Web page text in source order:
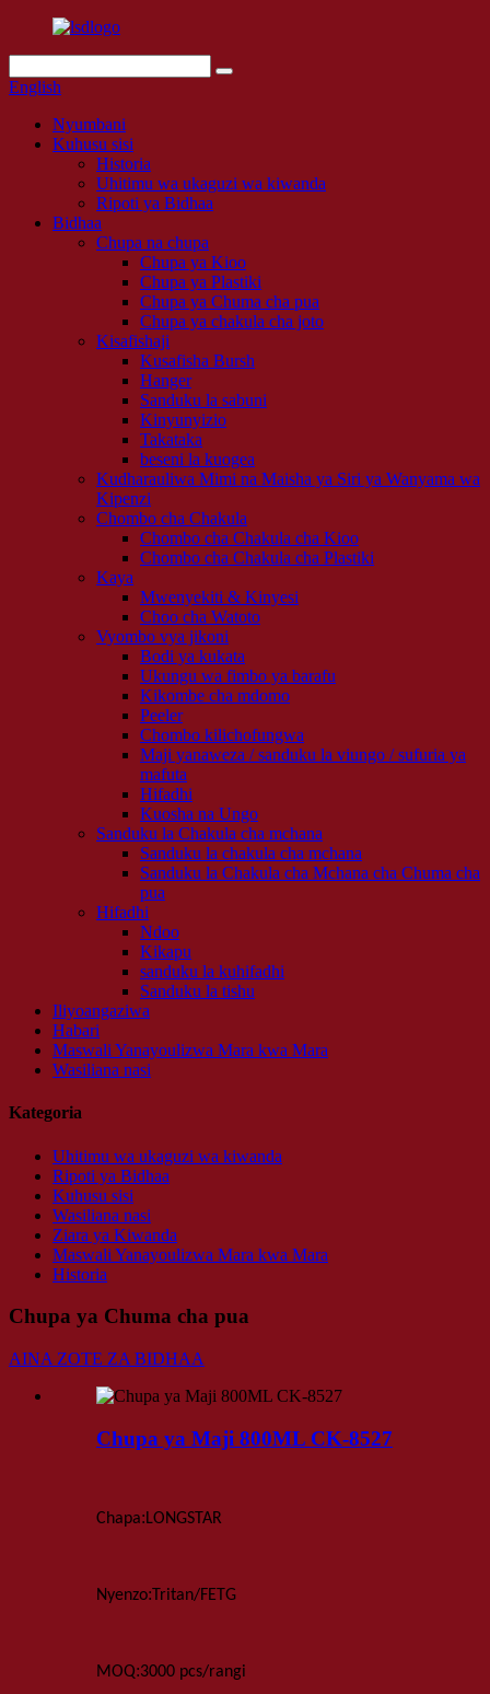
English
Nyumbani
Kuhusu sisi
Historia
Uhitimu wa ukaguzi wa kiwanda
Ripoti ya Bidhaa
Bidhaa
Chupa na chupa
Chupa ya Kioo
Chupa ya Plastiki
Chupa ya Chuma cha pua
Chupa ya chakula cha joto
Kisafishaji
Kusafisha Bursh
Hanger
Sanduku la sabuni
Kinyunyizio
Takataka
beseni la kuogea
Kudharauliwa Mimi na Maisha ya Siri ya Wanyama wa
Kipenzi
Chombo cha Chakula
Chombo cha Chakula cha Kioo
Chombo cha Chakula cha Plastiki
Kaya
Mwenyekiti & Kinyesi
Choo cha Watoto
Vyombo vya jikoni
Bodi ya kukata
Ukungu wa fimbo ya barafu
Kikombe cha mdomo
Peeler
Chombo kilichofungwa
Maji yanaweza / sanduku la viungo / sufuria ya
mafuta
Hifadhi
Kuosha na Ungo
Sanduku la Chakula cha mchana
Sanduku la chakula cha mchana
Sanduku la Chakula cha Mchana cha Chuma cha
pua
Hifadhi
Ndoo
Kikapu
sanduku la kuhifadhi
Sanduku la tishu
Iliyoangaziwa
Habari
Maswali Yanayoulizwa Mara kwa Mara
Wasiliana nasi
Kategoria
Uhitimu wa ukaguzi wa kiwanda
Ripoti ya Bidhaa
Kuhusu sisi
Wasiliana nasi
Ziara ya Kiwanda
Maswali Yanayoulizwa Mara kwa Mara
Historia
Chupa ya Chuma cha pua
AINA ZOTE ZA BIDHAA
Chupa ya Maji 800ML CK-8527
Chapa:LONGSTAR
Nyenzo: Tritan/FETG
MOQ:3000 pcs/rangi